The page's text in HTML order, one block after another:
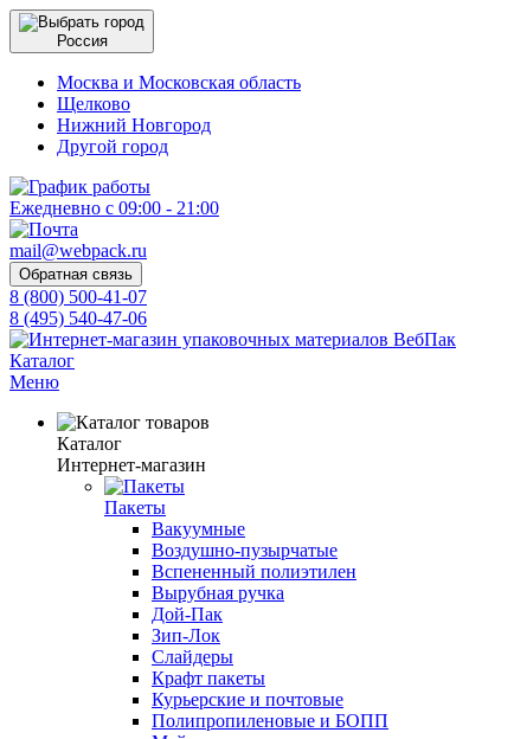
Россия
Москва и Московская область
Щелково
Нижний Новгород
Другой город
Ежедневно с 09:00 - 21:00
mail@webpack.ru
Обратная связь
8 (800) 500-41-07
8 (495) 540-47-06
Каталог
Меню
Каталог
Интернет-магазин
Пакеты
Вакуумные
Воздушно-пузырчатые
Вспененный полиэтилен
Вырубная ручка
Дой-Пак
Зип-Лок
Слайдеры
Крафт пакеты
Курьерские и почтовые
Полипропиленовые и БОПП